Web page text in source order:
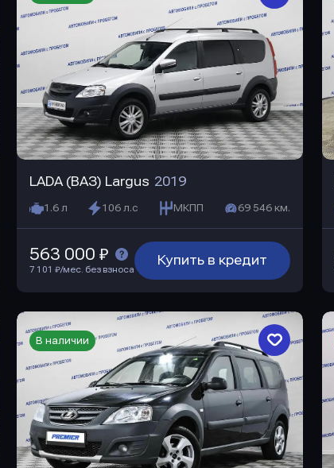
LADA (ВАЗ) Largus 2019
1.6 л 106 л.с МКПП 69 546 км.
Купить в кредит
563 000 ₽
7 101 ₽/мес. без взноса
В наличии